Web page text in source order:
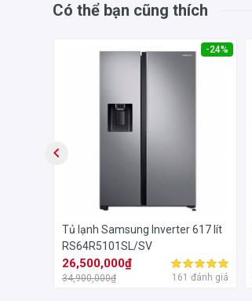
Có thể bạn cũng thích
-24%
Tủ lạnh Samsung Inverter 617 lít
RS64R5101SL/SV
26,500,000₫
34,900,000₫ 161 đánh giá